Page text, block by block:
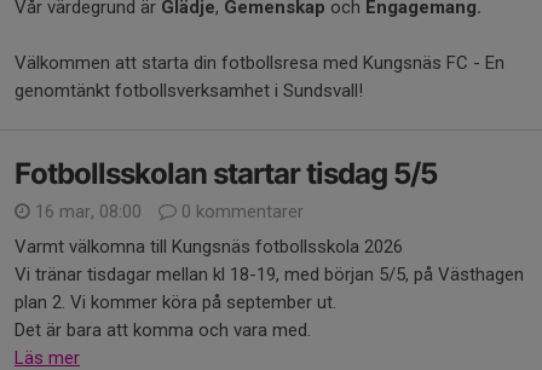
Vår värdegrund är Glädje, Gemenskap och Engagemang.
Välkommen att starta din fotbollsresa med Kungsnäs FC - En
genomtänkt fotbollsverksamhet i Sundsvall!
Fotbollsskolan startar tisdag 5/5
16 mar, 08:00
0 kommentarer
Varmt välkomna till Kungsnäs fotbollsskola 2026
Vi tränar tisdagar mellan kl 18-19, med början 5/5, på Västhagen
plan 2. Vi kommer köra på september ut.
Det är bara att komma och vara med.
Läs mer